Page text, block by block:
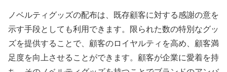
ノベルティグッズの配布は、既存顧客に対する感謝の意を
示す手段としても利用できます。限られた数の特別なグッ
ズを提供することで、顧客のロイヤルティを高め、顧客満
足度を向上させることができます。顧客が企業に愛着を持